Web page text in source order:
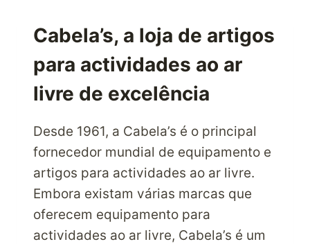
AR
LIVRE
FAZEM
COMPRAS
QUISEREM
A
USA
ESTÁ
ABERTA
AO
Cabela’s, a loja de artigos
para actividades ao ar
livre de excelência
Desde 1961, a Cabela’s é o principal
fornecedor mundial de equipamento e
artigos para actividades ao ar livre.
Embora existam várias marcas que
oferecem equipamento para
actividades ao ar livre, Cabela’s é um